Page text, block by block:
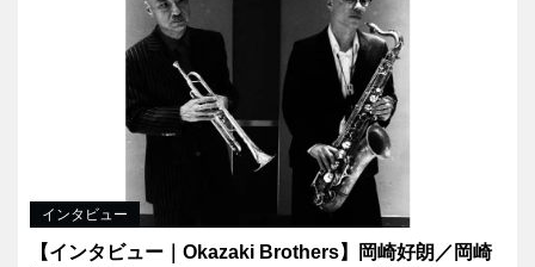
インタビュー
【インタビュー｜Okazaki Brothers】岡崎好朗／岡崎